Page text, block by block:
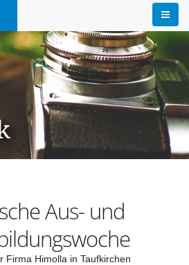
Aus- und
Firma Himolla in Taufkirchen